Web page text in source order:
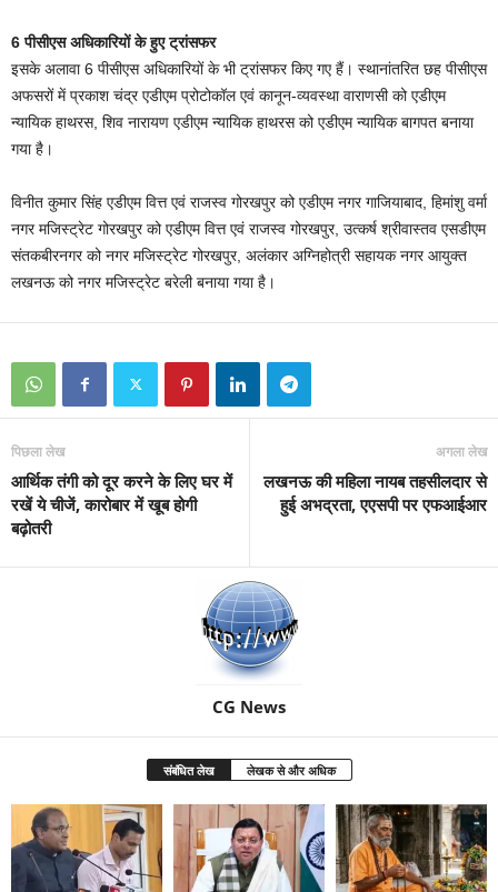
6 पीसीएस अधिकारियों के हुए ट्रांसफर
इसके अलावा 6 पीसीएस अधिकारियों के भी ट्रांसफर किए गए हैं। स्थानांतरित छह पीसीएस
अफसरों में प्रकाश चंद्र एडीएम प्रोटोकॉल एवं कानून-व्यवस्था वाराणसी को एडीएम
न्यायिक हाथरस, शिव नारायण एडीएम न्यायिक हाथरस को एडीएम न्यायिक बागपत बनाया
गया है।
विनीत कुमार सिंह एडीएम वित्त एवं राजस्व गोरखपुर को एडीएम नगर गाजियाबाद, हिमांशु वर्मा
नगर मजिस्ट्रेट गोरखपुर को एडीएम वित्त एवं राजस्व गोरखपुर, उत्कर्ष श्रीवास्तव एसडीएम
संतकबीरनगर को नगर मजिस्ट्रेट गोरखपुर, अलंकार अग्निहोत्री सहायक नगर आयुक्त
लखनऊ को नगर मजिस्ट्रेट बरेली बनाया गया है।
पिछला लेख
आर्थिक तंगी को दूर करने के लिए घर में
रखें ये चीजें, कारोबार में खूब होगी
बढ़ोतरी
अगला लेख
लखनऊ की महिला नायब तहसीलदार से
हुई अभद्रता, एएसपी पर एफआईआर
CG News
संबंधित लेख लेखक से और अधिक